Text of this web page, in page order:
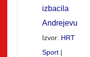
izbacila
Andrejevu
Izvor: HRT
Sport